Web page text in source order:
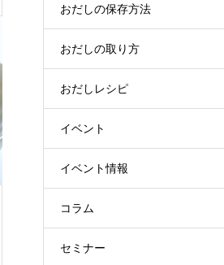
おだしの保存方法
おだしの取り方
おだしレシピ
イベント
イベント情報
コラム
セミナー